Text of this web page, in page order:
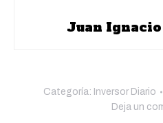
Juan
Categoría: Inversor Diario
Deja un